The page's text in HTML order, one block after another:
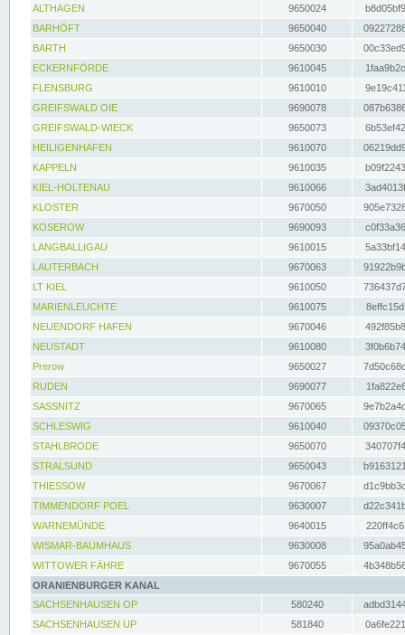
ALTHAGEN
9650024
BARHÖFT
9650040
BARTH
9650030
ECKERNFÖRDE
9610045
FLENSBURG
9610010
GREIFSWALD OIE
9690078
GREIFSWALD-WIECK
9650073
HEILIGENHAFEN
9610070
KAPPELN
9610035
KIEL-HOLTENAU
9610066
KLOSTER
9670050
KOSEROW
9690093
LANGBALLIGAU
9610015
LAUTERBACH
9670063
LT KIEL
9610050
MARIENLEUCHTE
9610075
NEUENDORF HAFEN
9670046
NEUSTADT
9610080
Prerow
9650027
RUDEN
9690077
SASSNITZ
9670065
SCHLESWIG
9610040
STAHLBRODE
9650070
STRALSUND
9650043
THIESSOW
9670067
TIMMENDORF POEL
9630007
WARNEMÜNDE
9640015
WISMAR-BAUMHAUS
9630008
WITTOWER FÄHRE
9670055
ORANIENBURGER KANAL
SACHSENHAUSEN OP
580240
SACHSENHAUSEN UP
581840